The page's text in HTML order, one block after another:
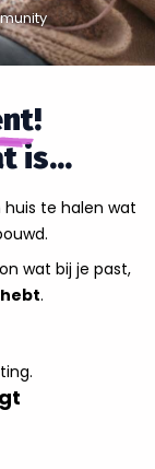
!
is...
huis te halen wat
wat bij je past,
.